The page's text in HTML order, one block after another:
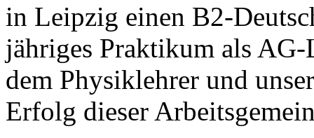
in Leipzig einen B2-
jähriges Praktikum als
dem Physiklehrer und
Erfolg dieser